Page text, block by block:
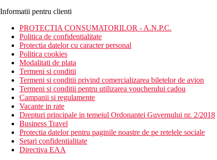
Informatii pentru clienti
PROTECTIA CONSUMATORILOR - A.N.P.C.
Politica de confidentialitate
Protectia datelor cu caracter personal
Politica cookies
Modalitati de plata
Termeni si conditii
Termeni si conditii privind comercializarea biletelor de avion
Termeni si conditii pentru utilizarea voucherului cadou
Campanii si regulamente
Vacante in rate
Drepturi principale in temeiul Ordonantei Guvernului nr. 2/2018
Business Travel
Protectia datelor pentru paginile noastre de pe retelele sociale
Setari confidentialitate
Directiva EAA